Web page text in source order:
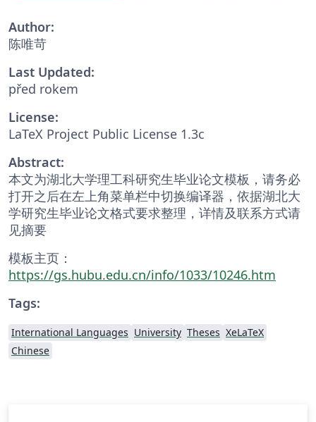
Author:
陈唯苛
Last Updated:
před rokem
License:
LaTeX Project Public License 1.3c
Abstract:
本文为湖北大学理工科研究生毕业论文模板，请务必
打开之后在左上角菜单栏中切换编译器，依据湖北大
学研究生毕业论文格式要求整理，详情及联系方式请
见摘要
模板主页：
https://gs.hubu.edu.cn/info/1033/10246.htm
Tags:
International Languages University Theses XeLaTeX
Chinese